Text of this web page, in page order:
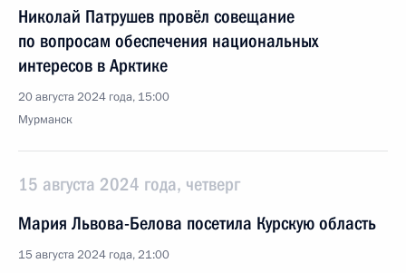
Николай Патрушев провёл совещание
по вопросам обеспечения национальных
интересов в Арктике
20 августа 2024 года, 15:00
Мурманск
15 августа 2024 года, четверг
Мария Львова-Белова посетила Курскую область
15 августа 2024 года, 21:00